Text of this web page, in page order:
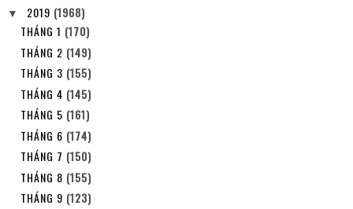
▼ 2019 (1968)
THÁNG 1 (170)
THÁNG 2 (149)
THÁNG 3 (155)
THÁNG 4 (145)
THÁNG 5 (161)
THÁNG 6 (174)
THÁNG 7 (150)
THÁNG 8 (155)
THÁNG 9 (123)